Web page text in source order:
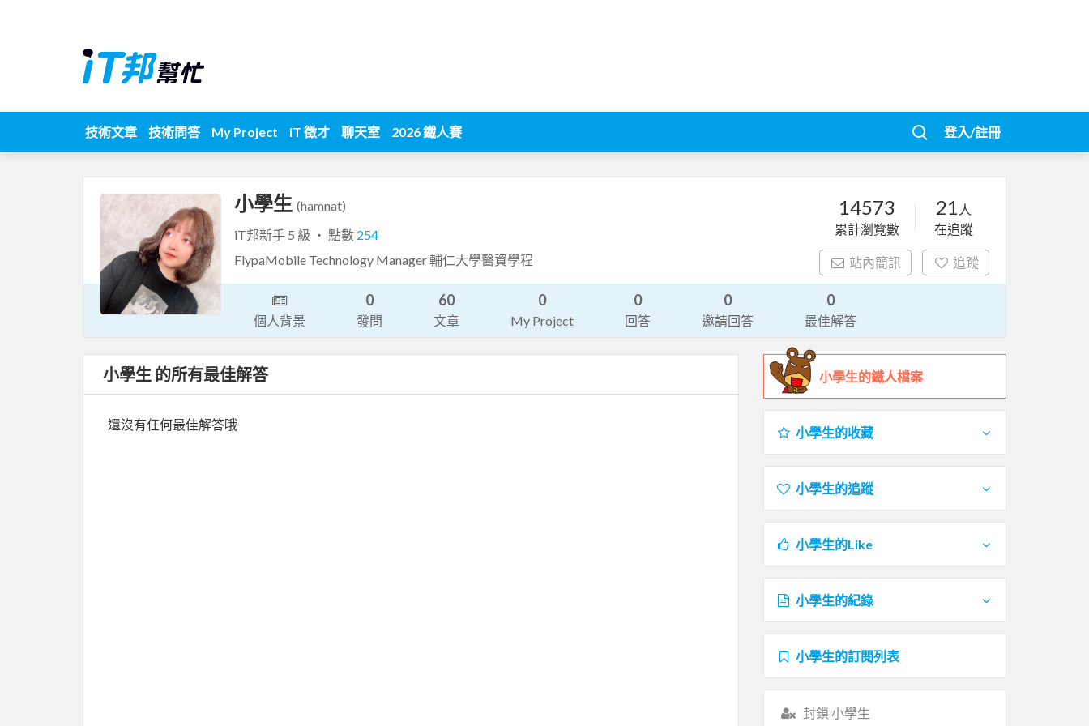
技術文章 技術問答 My Project iT 徵才 聊天室 2026 鐵人賽 登入/註冊
小學生 (hamnat)
iT邦新手 5 級 ‧ 點數 254
FlypaMobile Technology Manager 輔仁大學醫資學程
14573
累計瀏覽數
21 人
在追蹤
站內簡訊 追蹤
個人背景
0
發問
60
文章
0
My Project
0
回答
0
邀請回答
0
最佳解答
小學生 的所有最佳解答
還沒有任何最佳解答哦
小學生的鐵人檔案
小學生的收藏
小學生的追蹤
小學生的Like
小學生的紀錄
小學生的訂閱列表
封鎖 小學生